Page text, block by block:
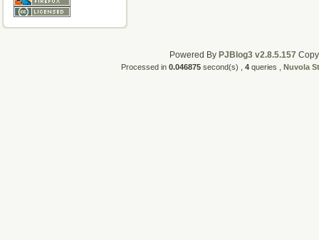
Powered By PJBlog3 v2.8.5.157
Processed in 0.046875 second(s) , 4 queries , Nuvola